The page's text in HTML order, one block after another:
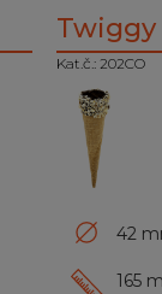
Twiggy
Kat.č.: 202CO
42
165